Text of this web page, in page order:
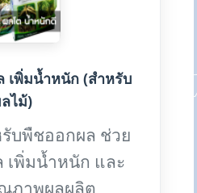
เพิ่มน้ำหนัก (สำหรับ
ไม้)
บพืชออกผล ช่วย
เพิ่มน้ำหนัก และ
ภาพผลผลิต